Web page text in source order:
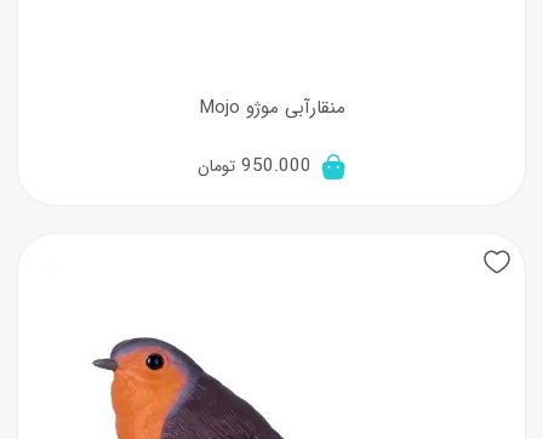
منقارآبی موژو Mojo
950.000 تومان